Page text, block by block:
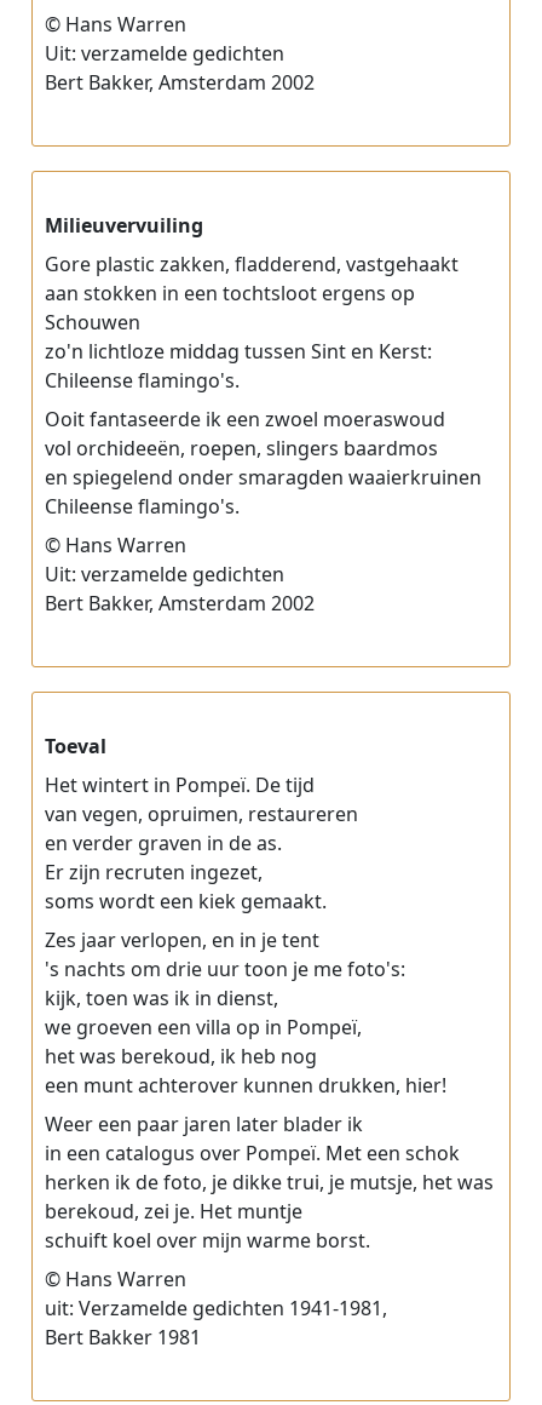
© Hans Warren
Uit: verzamelde gedichten
Bert Bakker, Amsterdam 2002
Milieuvervuiling
Gore plastic zakken, fladderend, vastgehaakt
aan stokken in een tochtsloot ergens op
Schouwen
zo'n lichtloze middag tussen Sint en Kerst:
Chileense flamingo's.
Ooit fantaseerde ik een zwoel moeraswoud
vol orchideeën, roepen, slingers baardmos
en spiegelend onder smaragden waaierkruinen
Chileense flamingo's.
© Hans Warren
Uit: verzamelde gedichten
Bert Bakker, Amsterdam 2002
Toeval
Het wintert in Pompeï. De tijd
van vegen, opruimen, restaureren
en verder graven in de as.
Er zijn recruten ingezet,
soms wordt een kiek gemaakt.
Zes jaar verlopen, en in je tent
's nachts om drie uur toon je me foto's:
kijk, toen was ik in dienst,
we groeven een villa op in Pompeï,
het was berekoud, ik heb nog
een munt achterover kunnen drukken, hier!
Weer een paar jaren later blader ik
in een catalogus over Pompeï. Met een schok
herken ik de foto, je dikke trui, je mutsje, het was
berekoud, zei je. Het muntje
schuift koel over mijn warme borst.
© Hans Warren
uit: Verzamelde gedichten 1941-1981,
Bert Bakker 1981